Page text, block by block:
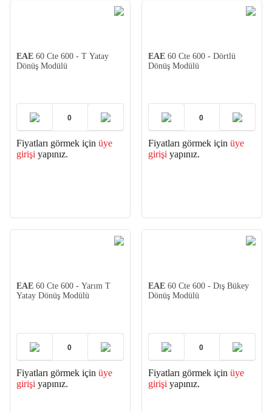
EAE 60 Cte 600 - T Yatay
Dönüş Modülü
Fiyatları görmek için üye
girişi yapınız.
EAE 60 Cte 600 - Dörtlü
Dönüş Modülü
Fiyatları görmek için üye
girişi yapınız.
EAE 60 Cte 600 - Yarım T
Yatay Dönüş Modülü
Fiyatları görmek için üye
girişi yapınız.
EAE 60 Cte 600 - Dış Bükey
Dönüş Modülü
Fiyatları görmek için üye
girişi yapınız.